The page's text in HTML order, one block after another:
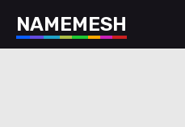
NAMEMESH